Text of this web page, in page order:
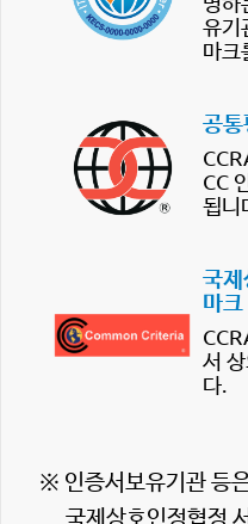
유기
마크
공
CC
됩니
국
마크
서
다.
※ 인증서보유기관 등
국제상호인정협정